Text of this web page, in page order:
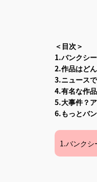
＜目次＞
1.バンクシ
2.作品はど
3.ニュース
4.有名な作
5.大事件？
6.もっとバ
1.バンクシ